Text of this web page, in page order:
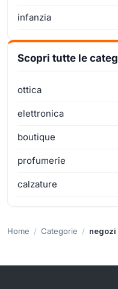
infanzia
Scopri tutte le
ottica
elettronica
boutique
profumerie
calzature
Home Categorie